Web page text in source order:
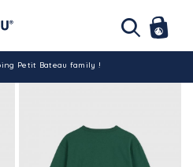
Petit Bateau family !
par carte bancaire (hors promo)